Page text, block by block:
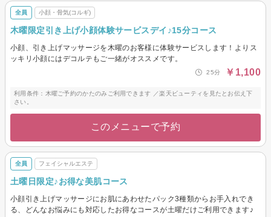
全員 小顔・骨気(コルギ)
木曜限定引き上げ小顔体験サービスデイ♪15分コース
小顔、引き上げマッサージを木曜のお客様に体験サービスします！よりス
ッキリ小顔にはデコルテもご一緒がオススメです。
25分 ￥1,100
利用条件：木曜ご予約のかたのみご利用できます ／楽天ビューティを見たとお伝え下
さい。
このメニューで予約
全員 フェイシャルエステ
土曜日限定♪お得な美肌コース
小顔引き上げマッサージにお肌にあわせたパック3種類からお手入れでき
る、どんなお悩みにも対応したお得なコースが土曜だけご利用できます♪